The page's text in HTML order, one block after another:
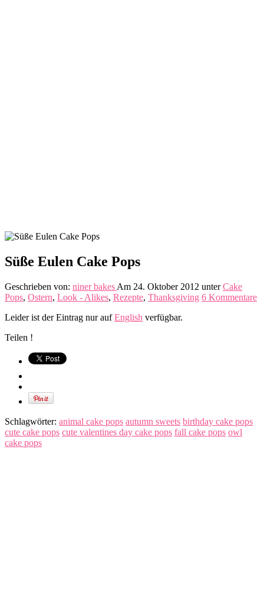
Süße Eulen Cake Pops
Geschrieben von: niner bakes Am 24. Oktober 2012 unterCake
Pops, Ostern, Look - Alikes, Rezepte, Thanksgiving 6 Kommentare
Leider ist der Eintrag nur aufEnglish verfügbar.
Teilen !
Schlagwörter: animal cake pops autumn sweets birthday cake pops
cute cake pops cute valentines day cake pops fall cake pops owl
cake pops